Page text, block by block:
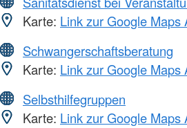
Karte: Link zur Google Maps
Schwangerschaftsberatung
Karte: Link zur Google Maps
Selbsthilfegruppen
Karte: Link zur Google Maps